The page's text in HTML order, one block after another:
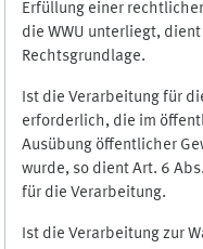
Erfüllung einer
die WWU unterliegt,
Rechtsgrundlage.
Ist die Verarbeitung für
erforderlich, die im
Ausübung öffentlicher
wurde, so dient Art. 6
für die Verarbeitung.
Ist die Verarbeitung zur